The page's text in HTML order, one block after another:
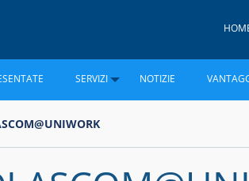
SERVIZI NOTIZIE